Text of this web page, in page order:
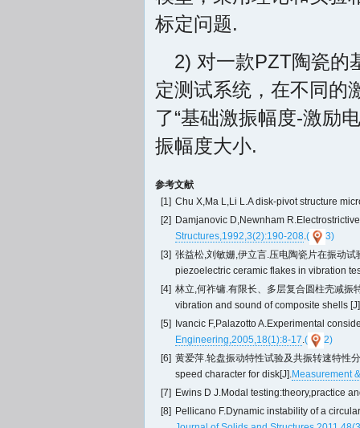
标定问题.
2) 对一款PZT陶瓷的
定测试系统，在不同的
了“基础激振幅度-激励
振幅度大小.
参考文献
[1] Chu X,Ma L,Li L.A disk-pivot structure
[2] Damjanovic D,Newnham
Structures,1992,3(2):190-208.(
3)
[3] 张益松,刘敏姗,伊立言.压电陶瓷片在振动
piezoelectric ceramic flakes in vibration
[4] 林立,何祚镛.有限长、多层复合圆柱壳减
vibration and sound of composite shells
[5]
Ivancic F,Palazotto A.Experimental
Engineering,2005,18(1):8-17.(
2)
[6] 黄爱萍.轮盘振动特性试验及共振转速特性
speed character for disk[J].Measurement
[7] Ewins D J.Modal testing:theory,practice
[8] Pellicano F.Dynamic instability of a